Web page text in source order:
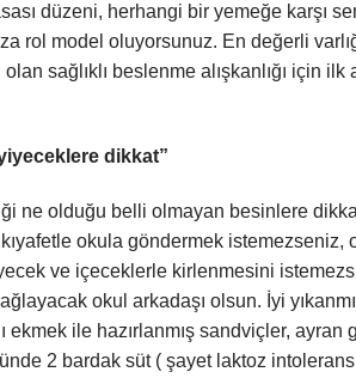
düzeni, herhangi bir yemeğe karşı
rol model oluyorsunuz. En değerli
sağlıklı beslenme alışkanlığı için ilk
dikkat”
ne olduğu belli olmayan besinlere
okula göndermek istemezseniz,
ve içeceklerle kirlenmesini
okul arkadaşı olsun. İyi
ekmek ile hazırlanmış sandviçler,
2 bardak süt ( şayet laktoz